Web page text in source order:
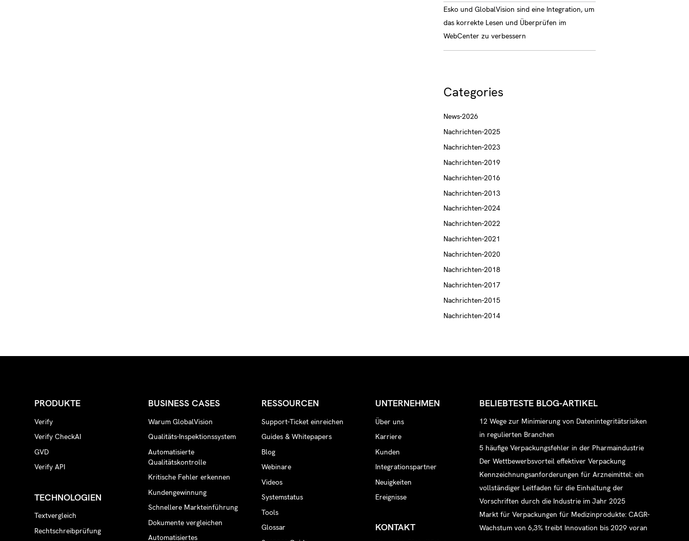
Esko und GlobalVision sind eine Integration, um
das korrekte Lesen und Überprüfen im
WebCenter zu verbessern
Categories
News-2026
Nachrichten-2025
Nachrichten-2023
Nachrichten-2019
Nachrichten-2016
Nachrichten-2013
Nachrichten-2024
Nachrichten-2022
Nachrichten-2021
Nachrichten-2020
Nachrichten-2018
Nachrichten-2017
Nachrichten-2015
Nachrichten-2014
PRODUKTE
Verify
Verify CheckAI
GVD
Verify API
TECHNOLOGIEN
Textvergleich
Rechtschreibprüfung
BUSINESS CASES
Warum GlobalVision
Qualitäts-Inspektionssystem
Automatisierte
Qualitätskontrolle
Kritische Fehler erkennen
Kundengewinnung
Schnellere Markteinführung
Dokumente vergleichen
Automatisiertes
RESSOURCEN
Support-Ticket einreichen
Guides & Whitepapers
Blog
Webinare
Videos
Systemstatus
Tools
Glossar
UNTERNEHMEN
Über uns
Karriere
Kunden
Integrationspartner
Neuigkeiten
Ereignisse
KONTAKT
BELIEBTESTE BLOG-ARTIKEL
12 Wege zur Minimierung von Datenintegritätsrisiken
in regulierten Branchen
5 häufige Verpackungsfehler in der Pharmaindustrie
Der Wettbewerbsvorteil effektiver Verpackung
Kennzeichnungsanforderungen für Arzneimittel: ein
vollständiger Leitfaden für die Einhaltung der
Vorschriften durch die Industrie im Jahr 2025
Markt für Verpackungen für Medizinprodukte: CAGR-
Wachstum von 6,3% treibt Innovation bis 2029 voran